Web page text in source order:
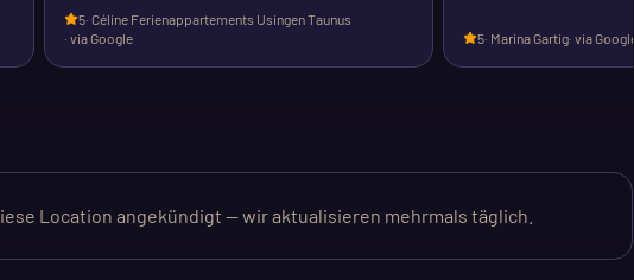
5· Céline Ferienappartements Usingen Taunus
· via Google
5· Marina Gartig· via Google
Location angekündigt — wir aktualisieren mehrmals täglich.